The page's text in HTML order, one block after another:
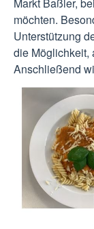
möchten.
Unterstützung
die Möglichkeit,
Anschließend